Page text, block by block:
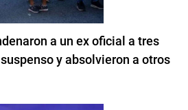
a un ex oficial a tres
y absolvieron a otros